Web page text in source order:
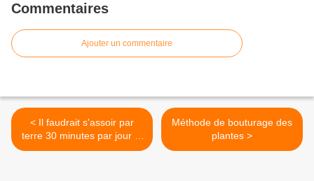
Commentaires
Ajouter un commentaire
< Il faudrait s'assoir par
terre 30 minutes par jour et
se relever :)
Méthode de bouturage des
plantes >